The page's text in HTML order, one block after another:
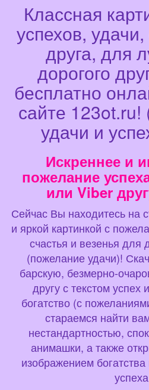
Классная
успехов,
друга, для
дорогого
бесплатно
сайте
удачи и
Искреннее и
пожелание
или Viber
Сейчас Вы находитесь на
и яркой картинкой с
счастья и везенья для
(пожелание удачи)!
барскую, безмерно-
другу с текстом успех
богатство (с
стараемся найти
нестандартностью,
анимашки, а также
изображением